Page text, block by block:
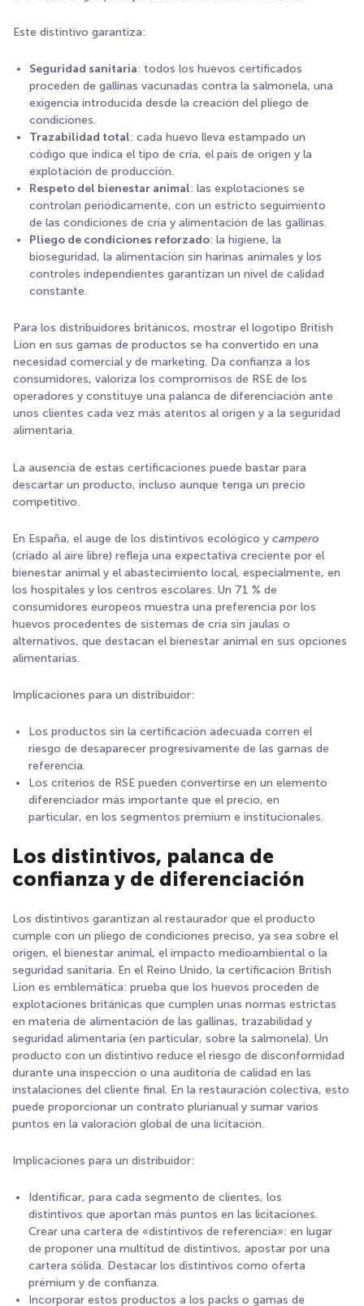
Este distintivo garantiza:
Seguridad sanitaria: todos los huevos certificados
proceden de gallinas vacunadas contra la salmonela, una
exigencia introducida desde la creación del pliego de
condiciones.
Trazabilidad total: cada huevo lleva estampado un
código que indica el tipo de cría, el país de origen y la
explotación de producción.
Respeto del bienestar animal: las explotaciones se
controlan periódicamente, con un estricto seguimiento
de las condiciones de cría y alimentación de las gallinas.
Pliego de condiciones reforzado: la higiene, la
bioseguridad, la alimentación sin harinas animales y los
controles independientes garantizan un nivel de calidad
constante.
Para los distribuidores británicos, mostrar el logotipo British
Lion en sus gamas de productos se ha convertido en una
necesidad comercial y de marketing. Da confianza a los
consumidores, valoriza los compromisos de RSE de los
operadores y constituye una palanca de diferenciación ante
unos clientes cada vez más atentos al origen y a la seguridad
alimentaria.
La ausencia de estas certificaciones puede bastar para
descartar un producto, incluso aunque tenga un precio
competitivo.
En España, el auge de los distintivos ecológico y campero
(criado al aire libre) refleja una expectativa creciente por el
bienestar animal y el abastecimiento local, especialmente, en
los hospitales y los centros escolares. Un 71 % de
consumidores europeos muestra una preferencia por los
huevos procedentes de sistemas de cría sin jaulas o
alternativos, que destacan el bienestar animal en sus opciones
alimentarias.
Implicaciones para un distribuidor:
Los productos sin la certificación adecuada corren el
riesgo de desaparecer progresivamente de las gamas de
referencia.
Los criterios de RSE pueden convertirse en un elemento
diferenciador más importante que el precio, en
particular, en los segmentos prémium e institucionales.
Los distintivos, palanca de
confianza y de diferenciación
Los distintivos garantizan al restaurador que el producto
cumple con un pliego de condiciones preciso, ya sea sobre el
origen, el bienestar animal, el impacto medioambiental o la
seguridad sanitaria. En el Reino Unido, la certificación British
Lion es emblemática: prueba que los huevos proceden de
explotaciones británicas que cumplen unas normas estrictas
en materia de alimentación de las gallinas, trazabilidad y
seguridad alimentaria (en particular, sobre la salmonela). Un
producto con un distintivo reduce el riesgo de disconformidad
durante una inspección o una auditoría de calidad en las
instalaciones del cliente final. En la restauración colectiva, esto
puede proporcionar un contrato plurianual y sumar varios
puntos en la valoración global de una licitación.
Implicaciones para un distribuidor:
Identificar, para cada segmento de clientes, los
distintivos que aportan más puntos en las licitaciones.
Crear una cartera de «distintivos de referencia»: en lugar
de proponer una multitud de distintivos, apostar por una
cartera sólida. Destacar los distintivos como oferta
prémium y de confianza.
Incorporar estos productos a los packs o gamas de